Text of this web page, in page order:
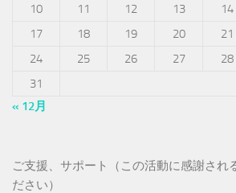
10
11 12 13 14
17
18 19 20 21
24
25 26 27 28
31
« 12月
ご支援、サポート（この活動に感謝され
ださい）